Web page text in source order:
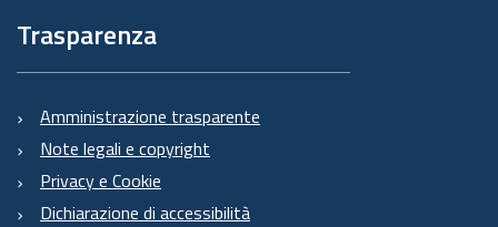
Trasparenza
Amministrazione trasparente
Note legali e copyright
Privacy e Cookie
Dichiarazione di accessibilità